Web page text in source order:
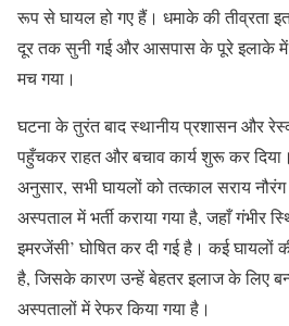
रूप से घायल हो गए हैं। धमाके की तीव्रता
दूर तक सुनी गई और आसपास के पूरे इलाके में
मच गया।
घटना के तुरंत बाद स्थानीय प्रशासन और
पहुँचकर राहत और बचाव कार्य शुरू कर
अनुसार, सभी घायलों को तत्काल सराय
अस्पताल में भर्ती कराया गया है, जहाँ गंभीर
इमरजेंसी’ घोषित कर दी गई है। कई घायलों
है, जिसके कारण उन्हें बेहतर इलाज के लिए
अस्पतालों में रेफर किया गया है।